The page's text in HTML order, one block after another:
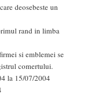
deosebeste un
rand in limba
si emblemei se
comertului.
la 15/07/2004